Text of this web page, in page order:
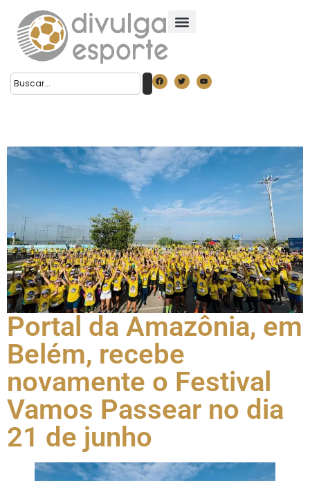
Portal da Amazônia, em
Belém, recebe
novamente o Festival
Vamos Passear no dia
21 de junho